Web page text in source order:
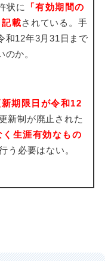
状に
「有効期間の
載されている。手
和12年3月31日まで
か。
期限日が令和12
新制が廃止された
生涯有効なもの
う必要はない。